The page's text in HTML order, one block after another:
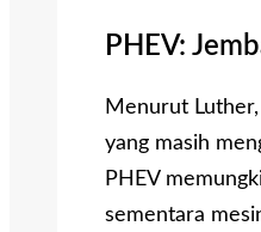
PHEV:
Menurut Luther,
yang masih
PHEV
sementara